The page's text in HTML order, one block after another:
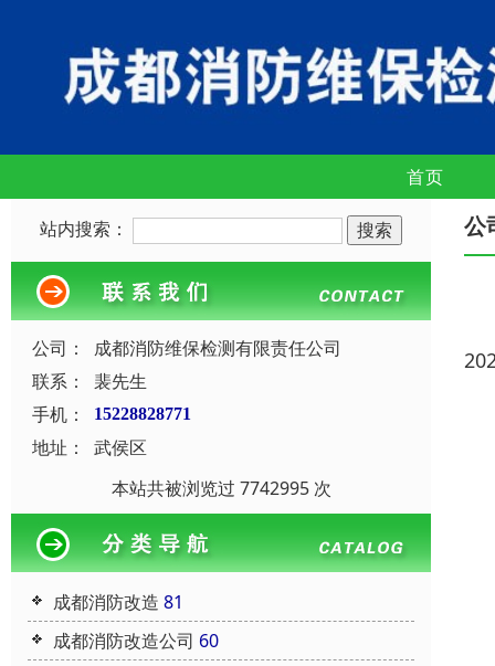
首页
站内搜索：
公司：
成都消防维保检测有限责任公司
联系：
裴先生
手机：
15228828771
地址：
武侯区
本站共被浏览过 7742995 次
成都消防改造 81
成都消防改造公司 60
公